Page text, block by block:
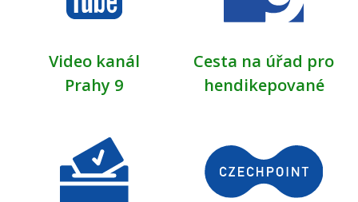
Video kanál
Prahy 9
Cesta na úřad pro
hendikepované